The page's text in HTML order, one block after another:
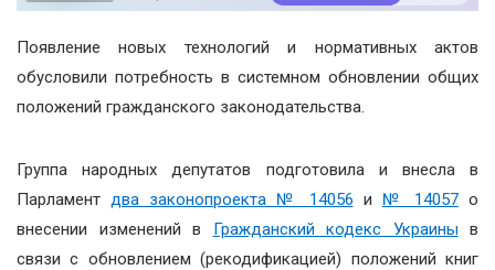
Появление новых технологий и нормативных актов
обусловили потребность в системном обновлении общих
положений гражданского законодательства.
Группа народных депутатов подготовила и внесла в
Парламентдва законопроекта № 14056 и № 14057о
внесении изменений в Гражданский кодекс Украины в
связи с обновлением (рекодификацией) положений книг